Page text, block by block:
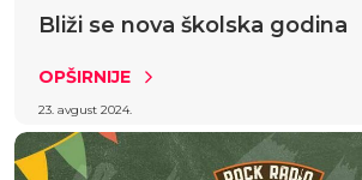
Bliži se nova školska godina
OPŠIRNIJE
23. avgust 2024.